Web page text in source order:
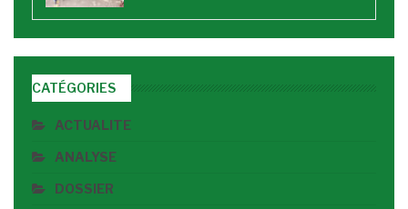
CATÉGORIES
ACTUALITE
ANALYSE
DOSSIER